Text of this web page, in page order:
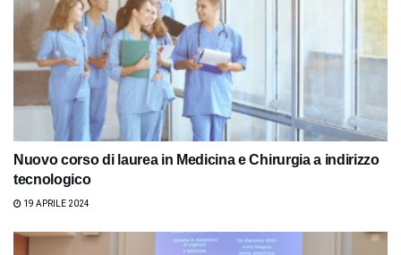
Nuovo corso di laurea in Medicina e Chirurgia a indirizzo
tecnologico
19 APRILE 2024